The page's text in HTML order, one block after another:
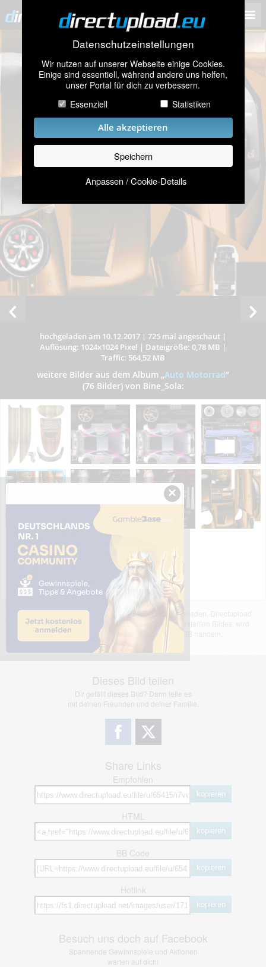
Datenschutzeinstellungen
Wir nutzen auf unserer Webseite einige Cookies.
Einige sind essentiell, während andere uns helfen,
unser Portal für dich zu verbessern.
Essenziell
Statistiken
Alle akzeptieren
Speichern
Anpassen / Cookie-Details
hochgeladen am 10.12.2017 | 725 mal angeschaut |
Auflösung: 1024x1024 Pixel | Dateigröße: 0,78 MB |
Traffic: 564,52 MB
weitere Bilder aus dem Album „Auto Motorrad”
(76 Bilder) von Bine_Sola:
Das dargestellte Bild wurde von einem Nutzer hochgeladen. Directupload
übernimmt keinerlei Haftung für den Inhalt des dargestellten Bildes, wird
jedoch bei Verstößen nach §2(3) unserer AGB handeln.
Dieses Bild teilen
Dir gefällt dieses Bild? Dann teile es
mit deinen Freunden und deiner Familie.
Share Links
Empfohlen
kopieren
HTML
kopieren
BB Code
kopieren
Hotlink
kopieren
Besuch uns doch auf Facebook
Spannende Gewinnspiele und Aktionen
warten auf dich!
×